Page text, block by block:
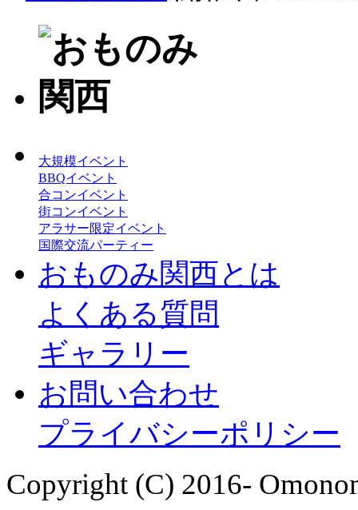
大規模イベント
BBQイベント
合コンイベント
街コンイベント
アラサー限定イベント
国際交流パーティー
おものみ関西とは
よくある質問
ギャラリー
お問い合わせ
プライバシーポリシー
Copyright (C) 2016-